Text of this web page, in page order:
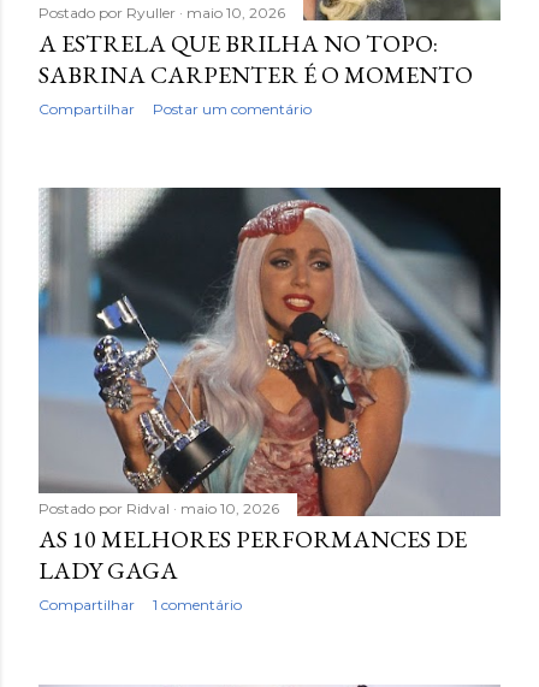
Postado por Ryuller maio 10, 2026
A ESTRELA QUE BRILHA NO TOPO:
SABRINA CARPENTER É O MOMENTO
Compartilhar Postar um comentário
Postado por Ridval maio 10, 2026
AS 10 MELHORES PERFORMANCES DE
LADY GAGA
Compartilhar 1 comentário